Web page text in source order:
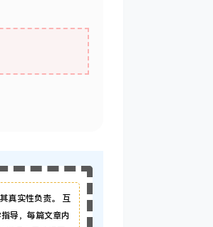
真实性负责。 互
导，每篇文章内